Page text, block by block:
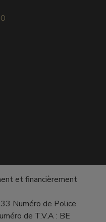
et financièrement
Numéro de Police
de T.V.A : BE